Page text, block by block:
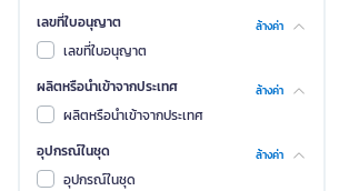
เลขที่ใบอนุญาต
ล้างค่า
เลขที่ใบอนุญาต
ผลิตหรือนำเข้าจากประเทศ
ล้างค่า
ผลิตหรือนำเข้าจากประเทศ
อุปกรณ์ในชุด
ล้างค่า
อุปกรณ์ในชุด